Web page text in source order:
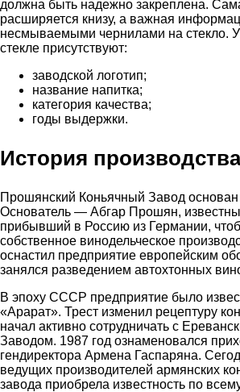
должна быть надежно закреплена.
расширяется книзу, а важная
несмываемыми чернилами на стекло.
стекле присутствуют:
заводской логотип;
название напитка;
категория качества;
годы выдержки.
История производства
Прошянский Коньячный Завод основан
Основатель — Абгар Прошян,
прибывший в Россию из Германии,
собственное винодельческое
оснастил предприятие европейским
занялся разведением автохтонных
В эпоху СССР предприятие было
«Арарат». Трест изменил рецептуру
начал активно сотрудничать с
Заводом. 1987 год ознаменовался
гендиректора Армена Гаспаряна.
ведущих производителей армянских
завода приобрела известность по